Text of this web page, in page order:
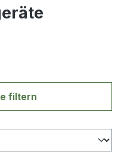
filtern